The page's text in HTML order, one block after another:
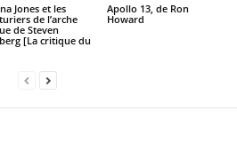
Jones et les
de l’arche
de Steven
[La critique du
Apollo 13, de Ron
Howard